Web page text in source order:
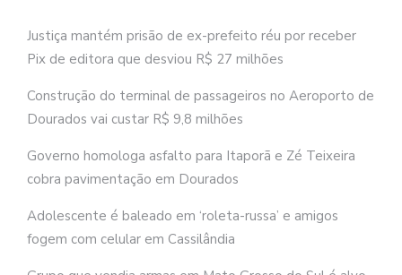
Justiça mantém prisão de ex-prefeito réu por receber
Pix de editora que desviou R$ 27 milhões
Construção do terminal de passageiros no Aeroporto de
Dourados vai custar R$ 9,8 milhões
Governo homologa asfalto para Itaporã e Zé Teixeira
cobra pavimentação em Dourados
Adolescente é baleado em ‘roleta-russa’ e amigos
fogem com celular em Cassilândia